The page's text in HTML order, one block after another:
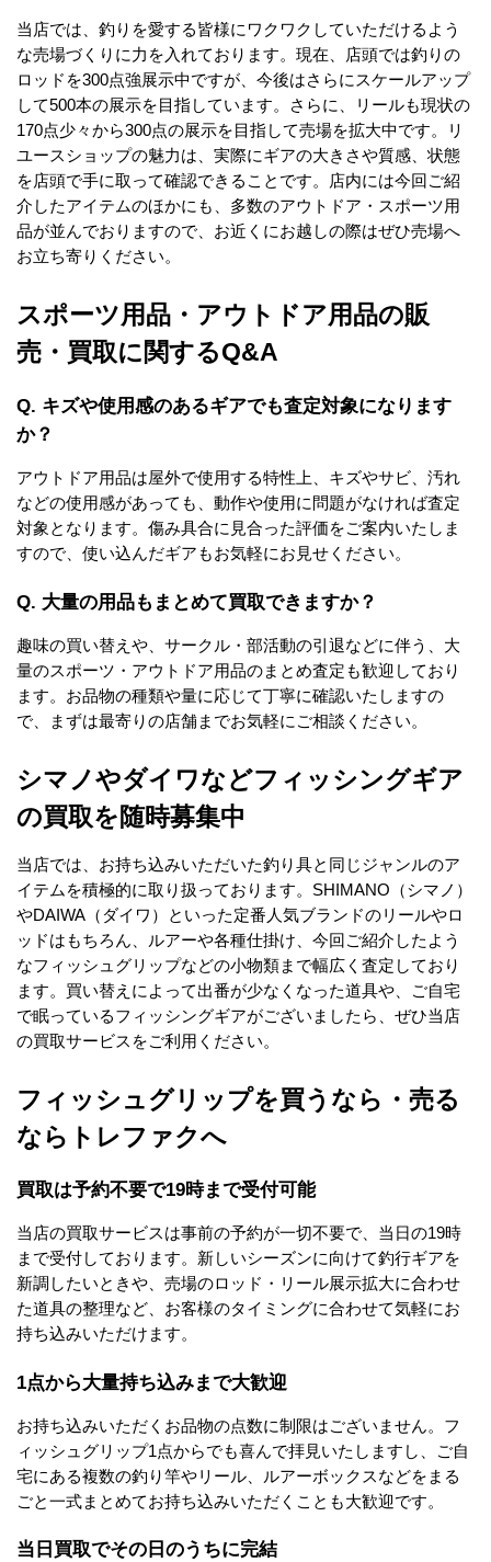
当店では、釣りを愛する皆様にワクワクしていただけるよう
な売場づくりに力を入れております。現在、店頭では釣りの
ロッドを300点強展示中ですが、今後はさらにスケールアップ
して500本の展示を目指しています。さらに、リールも現状の
170点少々から300点の展示を目指して売場を拡大中です。リ
ユースショップの魅力は、実際にギアの大きさや質感、状態
を店頭で手に取って確認できることです。店内には今回ご紹
介したアイテムのほかにも、多数のアウトドア・スポーツ用
品が並んでおりますので、お近くにお越しの際はぜひ売場へ
お立ち寄りください。
スポーツ用品・アウトドア用品の販
売・買取に関するQ&A
Q. キズや使用感のあるギアでも査定対象になります
か？
アウトドア用品は屋外で使用する特性上、キズやサビ、汚れ
などの使用感があっても、動作や使用に問題がなければ査定
対象となります。傷み具合に見合った評価をご案内いたしま
すので、使い込んだギアもお気軽にお見せください。
Q. 大量の用品もまとめて買取できますか？
趣味の買い替えや、サークル・部活動の引退などに伴う、大
量のスポーツ・アウトドア用品のまとめ査定も歓迎しており
ます。お品物の種類や量に応じて丁寧に確認いたしますの
で、まずは最寄りの店舗までお気軽にご相談ください。
シマノやダイワなどフィッシングギア
の買取を随時募集中
当店では、お持ち込みいただいた釣り具と同じジャンルのア
イテムを積極的に取り扱っております。SHIMANO（シマノ）
やDAIWA（ダイワ）といった定番人気ブランドのリールやロ
ッドはもちろん、ルアーや各種仕掛け、今回ご紹介したよう
なフィッシュグリップなどの小物類まで幅広く査定しており
ます。買い替えによって出番が少なくなった道具や、ご自宅
で眠っているフィッシングギアがございましたら、ぜひ当店
の買取サービスをご利用ください。
フィッシュグリップを買うなら・売る
ならトレファクへ
買取は予約不要で19時まで受付可能
当店の買取サービスは事前の予約が一切不要で、当日の19時
まで受付しております。新しいシーズンに向けて釣行ギアを
新調したいときや、売場のロッド・リール展示拡大に合わせ
た道具の整理など、お客様のタイミングに合わせて気軽にお
持ち込みいただけます。
1点から大量持ち込みまで大歓迎
お持ち込みいただくお品物の点数に制限はございません。フ
ィッシュグリップ1点からでも喜んで拝見いたしますし、ご自
宅にある複数の釣り竿やリール、ルアーボックスなどをまる
ごと一式まとめてお持ち込みいただくことも大歓迎です。
当日買取でその日のうちに完結